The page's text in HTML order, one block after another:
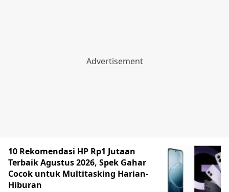
10 Rekomendasi HP Rp1 Jutaan
Terbaik Agustus 2026, Spek Gahar
Cocok untuk Multitasking Harian-
Hiburan